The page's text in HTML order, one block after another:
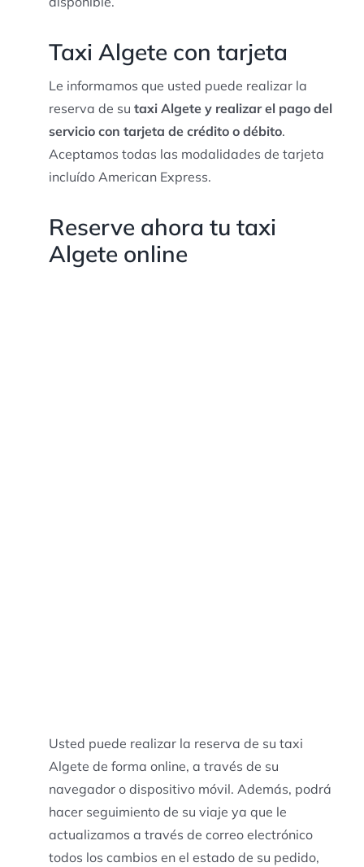
Taxi Algete con tarjeta
Le informamos que usted puede realizar la
reserva de su taxi Algete y realizar el pago del
servicio con tarjeta de crédito o débito.
Aceptamos todas las modalidades de tarjeta
incluído American Express.
Reserve ahora tu taxi
Algete online
Usted puede realizar la reserva de su taxi
Algete de forma online, a través de su
navegador o dispositivo móvil. Además, podrá
hacer seguimiento de su viaje ya que le
actualizamos a través de correo electrónico
todos los cambios en el estado de su pedido,